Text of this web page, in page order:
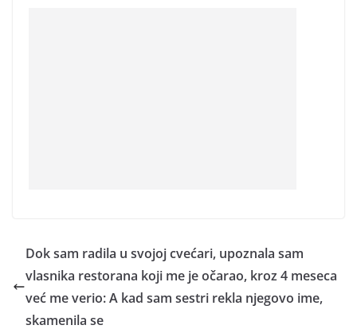
Dok sam radila u svojoj cvećari, upoznala sam
vlasnika restorana koji me je očarao, kroz 4 meseca
već me verio: A kad sam sestri rekla njegovo ime,
skamenila se